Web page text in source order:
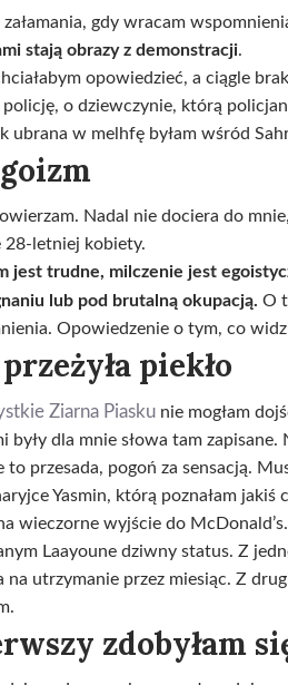
gdy wracam
stają obrazy z demonstracji.
opowiedzieć, a ciągle
o dziewczynie, którą
ubrana w melhfę byłam wśród
Nadal nie dociera do
28-letniej kobiety.
trudne, milczenie jest
lub pod brutalną okupacją. O
Opowiedzenie o tym, co
piekło
Ziarna Piasku nie mogłam
dla mnie słowa tam
to przesada, pogoń za sensacją.
Yasmin, którą poznałam
wieczorne wyjście do McDonald’s.
Laayoune dziwny status. Z
na utrzymanie przez miesiąc. Z
zdobyłam